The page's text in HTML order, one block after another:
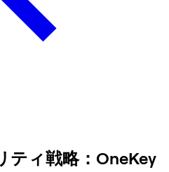
ティ戦略：OneKey